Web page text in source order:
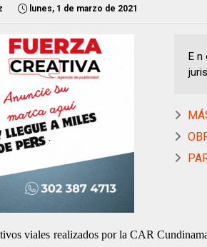
lunes, 1 de marzo de 2021
E n
viales realizados por la CAR